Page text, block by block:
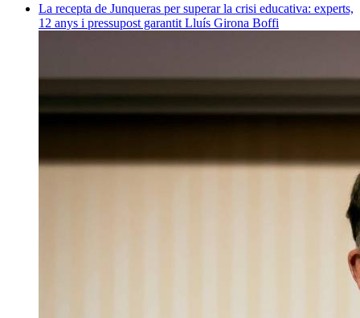
La recepta de Junqueras per superar la crisi educativa: experts,
12 anys i pressupost garantit Lluís Girona Boffi